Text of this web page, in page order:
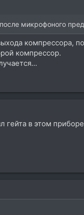
микрофоного
компрессора,
компрессор.
гейта в этом